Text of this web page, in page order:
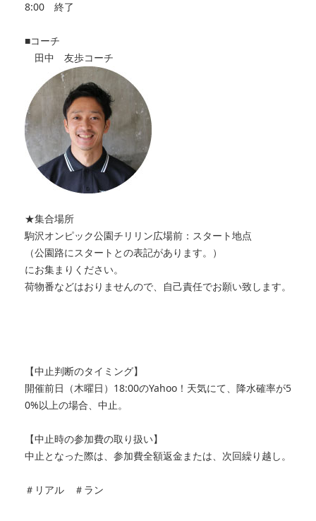
8:00 終了
■コーチ
田中 友歩コーチ
★集合場所
駒沢オンピック公園チリリン広場前：スタート地点
（公園路にスタートとの表記があります。）
にお集まりください。
荷物番などはおりませんので、自己責任でお願い致します。
【中止判断のタイミング】
開催前日（木曜日）18:00のYahoo！天気にて、降水確率が5
0%以上の場合、中止。
【中止時の参加費の取り扱い】
中止となった際は、参加費全額返金または、次回繰り越し。
＃リアル ＃ラン